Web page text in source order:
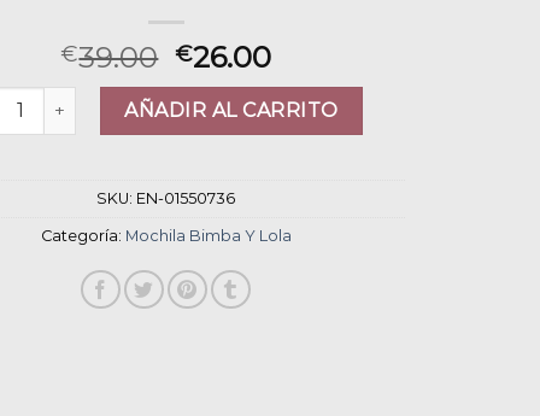
€39.00 €26.00
bimba y lola cantidad
AÑADIR AL CARRITO
SKU: EN-01550736
Categoría: Mochila Bimba Y Lola